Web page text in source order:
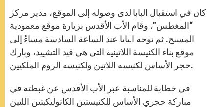
كان في استقبال البابا لدى وصوله إلى الموقع، مدير مركز
“المغطس”، وقام الأب الأقدس بزيارة موقع معمودية
المسيح. ثم توجه البابا عند الساعة السادسة مساءً إلى
موقع بناء الكنيسة اللاتينية التي هي قيد التشييد، وبارك
حجر الأساس لكنيسة اللاتين ولكنيسة الروم الملكيين.
في خطابة للمناسبة عبر الأب الأقدس عن غبطته في
مباركة حجري الأساس للكنيستين الكاثوليكيتين اللتين